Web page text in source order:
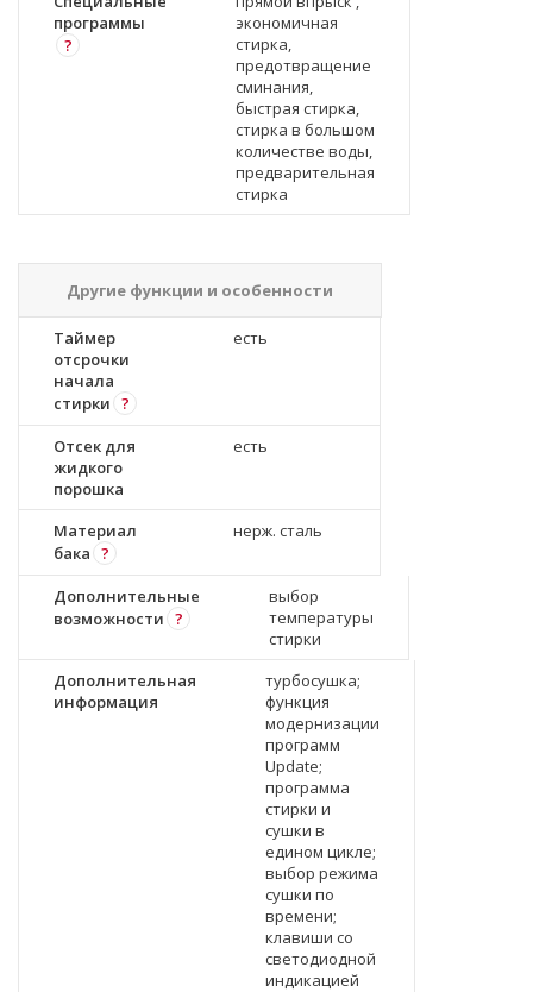
программы
?
экономичная
стирка,
предотвращение
сминания,
быстрая стирка,
стирка в большом
количестве воды,
предварительная
стирка
Другие функции и особенности
Таймер
отсрочки
начала
стирки ?
есть
Отсек для
жидкого
порошка
есть
Материал
бака ?
нерж. сталь
Дополнительные
возможности ?
выбор
температуры
стирки
Дополнительная
информация
турбосушка;
функция
модернизации
программ
Update;
программа
стирки и
сушки в
едином цикле;
выбор режима
сушки по
времени;
клавиши со
светодиодной
индикацией